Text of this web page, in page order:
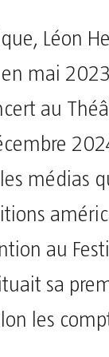
Léon
mai
au
médias
au
sa
les